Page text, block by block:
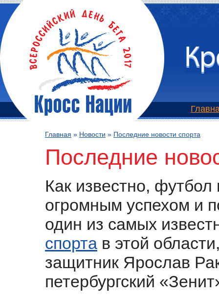
Главная » Новости » Последние новости спорта
Последние
Как известно,
огромным успехом и
один из самых
спорта в этой
защитник Ярослав
петербургский